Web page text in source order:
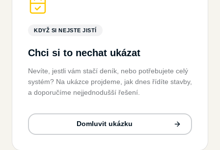
KDYŽ SI NEJSTE JISTÍ
Chci si to nechat ukázat
Nevíte, jestli vám stačí deník, nebo potřebujete celý
systém? Na ukázce projdeme, jak dnes řídíte stavby,
a doporučíme nejjednodušší řešení.
Domluvit ukázku